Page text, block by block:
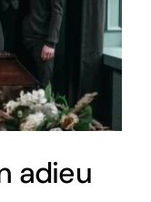
adieu